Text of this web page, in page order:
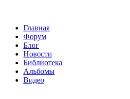
Главная
Форум
Блог
Новости
Библиотека
Альбомы
Видео